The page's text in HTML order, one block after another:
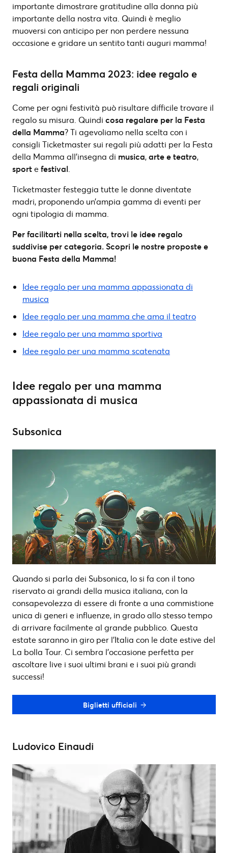
importante dimostrare gratitudine alla donna più
importante della nostra vita. Quindi è meglio
muoversi con anticipo per non perdere nessuna
occasione e gridare un sentito tanti auguri mamma!
Festa della Mamma 2023: idee regalo e
regali originali
Come per ogni festività può risultare difficile trovare il
regalo su misura. Quindi cosa regalare per la Festa
della Mamma? Ti agevoliamo nella scelta con i
consigli Ticketmaster sui regali più adatti per la Festa
della Mamma all’insegna di musica,arte e teatro,
sportefestival
Ticketmaster festeggia tutte le donne diventate
madri, proponendo un’ampia gamma di eventi per
ogni tipologia di mamma.
Per facilitarti nella scelta, trovi le idee regalo
suddivise per categoria. Scopri le nostre proposte e
buona Festa della Mamma!
Idee regalo per una mamma appassionata di
musica
Idee regalo per una mamma che ama il teatro
Idee regalo per una mamma sportiva
Idee regalo per una mamma scatenata
Idee regalo per una mamma
appassionata di musica
Subsonica
Quando si parla dei Subsonica, lo si fa con il tono
riservato ai grandi della musica italiana, con la
consapevolezza di essere di fronte a una commistione
unica di generi e influenze, in grado allo stesso tempo
di arrivare facilmente al grande pubblico. Questa
estate saranno in giro per l’Italia con le date estive del
La bolla Tour. Ci sembra l’occasione perfetta per
ascoltare live i suoi ultimi brani e i suoi più grandi
successi!
Biglietti ufficiali
Ludovico Einaudi